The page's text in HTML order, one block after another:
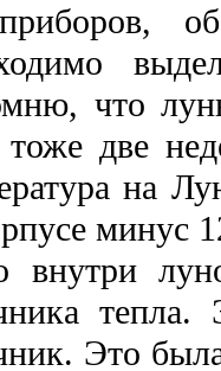
что
тоже две
на
минус
внутри
Это